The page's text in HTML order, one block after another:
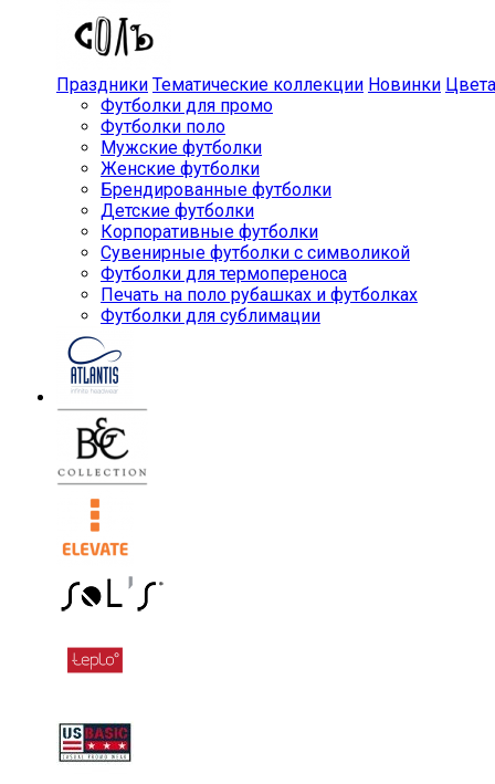
Праздники Тематические коллекции Новинки Цвета
Футболки для промо
Футболки поло
Мужские футболки
Женские футболки
Брендированные футболки
Детские футболки
Корпоративные футболки
Сувенирные футболки с символикой
Футболки для термопереноса
Печать на поло рубашках и футболках
Футболки для сублимации